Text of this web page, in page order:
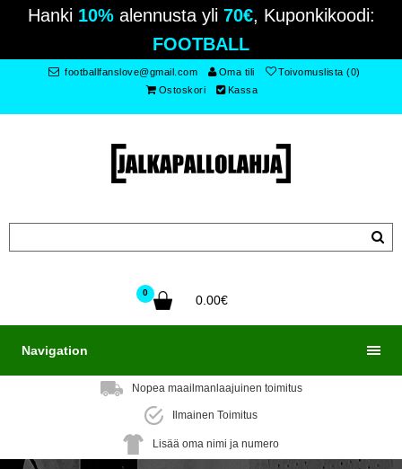
Hanki 10%alennusta yli 70€, Kuponkikoodi:
FOOTBALL
footballfanslove@gmail.com Oma tili
Toivomuslista (0)
Ostoskori
Kassa
0
0.00€
Navigation
Nopea maailmanlaajuinen toimitus
Ilmainen Toimitus
Lisää oma nimi ja numero